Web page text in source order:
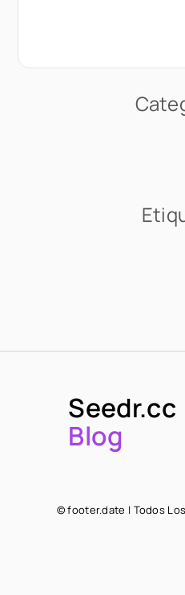
Seedr.cc
Blog
© footer.date | Todos